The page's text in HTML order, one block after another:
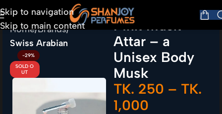
Skip to navigation
Skip to main content
Home Brands
Swiss Arabian
-29%
SOLD O
UT
Pink Musk
Attar – a
Unisex Body
Musk
TK. 250 – TK.
1,000